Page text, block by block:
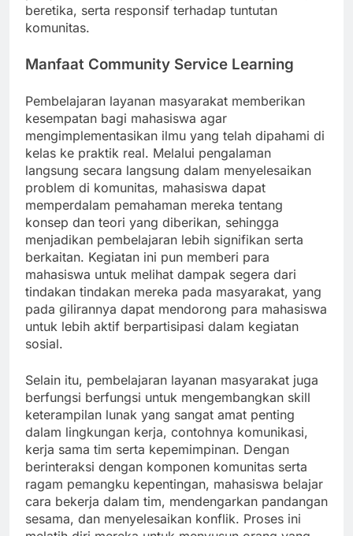
beretika, serta responsif terhadap tuntutan
komunitas.
Manfaat Community Service Learning
Pembelajaran layanan masyarakat memberikan
kesempatan bagi mahasiswa agar
mengimplementasikan ilmu yang telah dipahami di
kelas ke praktik real. Melalui pengalaman
langsung secara langsung dalam menyelesaikan
problem di komunitas, mahasiswa dapat
memperdalam pemahaman mereka tentang
konsep dan teori yang diberikan, sehingga
menjadikan pembelajaran lebih signifikan serta
berkaitan. Kegiatan ini pun memberi para
mahasiswa untuk melihat dampak segera dari
tindakan tindakan mereka pada masyarakat, yang
pada gilirannya dapat mendorong para mahasiswa
untuk lebih aktif berpartisipasi dalam kegiatan
sosial.
Selain itu, pembelajaran layanan masyarakat juga
berfungsi berfungsi untuk mengembangkan skill
keterampilan lunak yang sangat amat penting
dalam lingkungan kerja, contohnya komunikasi,
kerja sama tim serta kepemimpinan. Dengan
berinteraksi dengan komponen komunitas serta
ragam pemangku kepentingan, mahasiswa belajar
cara bekerja dalam tim, mendengarkan pandangan
sesama, dan menyelesaikan konflik. Proses ini